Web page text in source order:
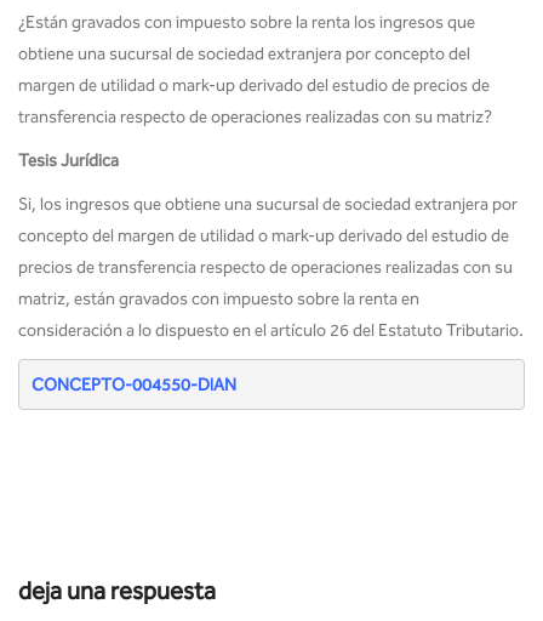
¿Están gravados con impuesto sobre la renta los ingresos que
obtiene una sucursal de sociedad extranjera por concepto del
margen de utilidad o mark-up derivado del estudio de precios de
transferencia respecto de operaciones realizadas con su matriz?
Tesis Jurídica
Si, los ingresos que obtiene una sucursal de sociedad extranjera por
concepto del margen de utilidad o mark-up derivado del estudio de
precios de transferencia respecto de operaciones realizadas con su
matriz, están gravados con impuesto sobre la renta en
consideración a lo dispuesto en el artículo 26 del Estatuto Tributario.
CONCEPTO-004550-DIAN
deja una respuesta